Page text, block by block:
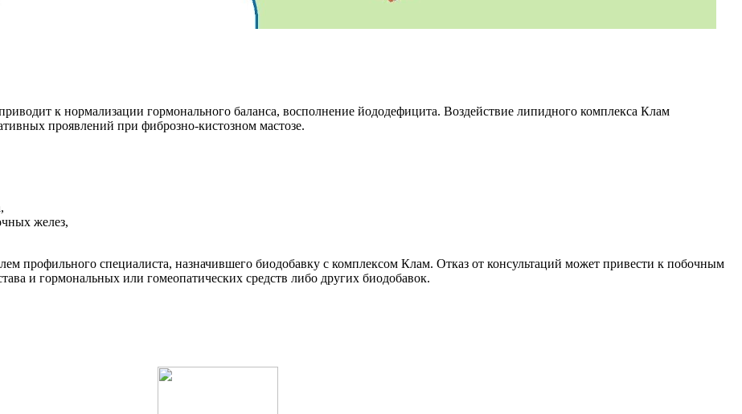
к нормализации гормонального баланса, восполнение йододефицита. Воздействие липидного комплекса Клам
проявлений при фиброзно-кистозном мастозе.
желез,
профильного специалиста, назначившего биодобавку с комплексом Клам. Отказ от консультаций может привести к побочным
и гормональных или гомеопатических средств либо других биодобавок.